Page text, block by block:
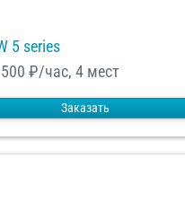
5 series
₽/час, 4 мест
Заказать